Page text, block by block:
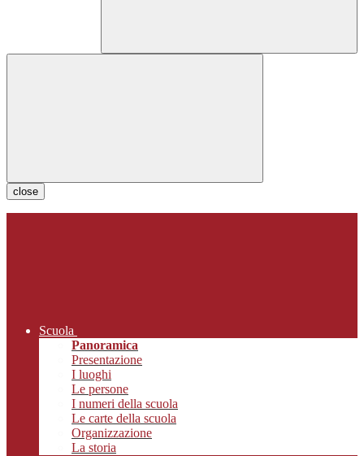
close
Scuola
Panoramica
Presentazione
I luoghi
Le persone
I numeri della scuola
Le carte della scuola
Organizzazione
La storia